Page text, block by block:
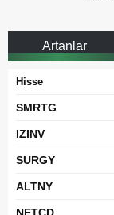
Artanlar
Hisse
SMRTG
IZINV
SURGY
ALTNY